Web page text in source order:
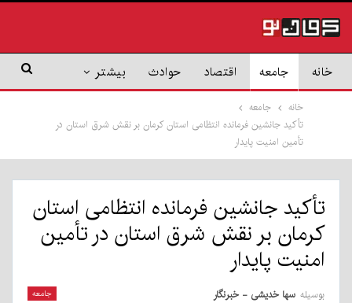
خانه جامعه اقتصاد حوادث بیشتر
خانه
جامعه
تأکید جانشین فرمانده انتظامی استان کرمان بر نقش شرق استان در
تأمین امنیت پایدار
تأکید جانشین فرمانده انتظامی استان
کرمان بر نقش شرق استان در تأمین
امنیت پایدار
جامعه بوسیله سها خدیشی - خبرنگار